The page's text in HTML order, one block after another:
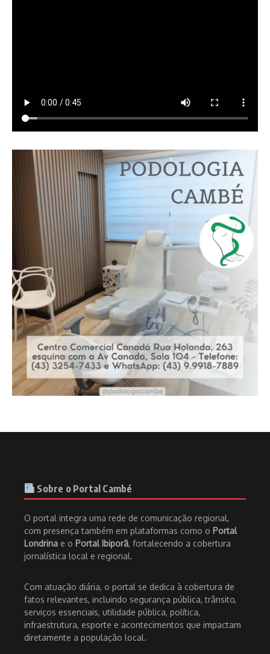
Sobre o Portal Cambé
O portal integra uma rede de comunicação regional,
com presença também em plataformas como o Portal
Londrina e o Portal Ibiporã, fortalecendo a cobertura
jornalística local e regional.
Com atuação diária, o portal se dedica à cobertura de
fatos relevantes, incluindo segurança pública, trânsito,
serviços essenciais, utilidade pública, política,
infraestrutura, esporte e acontecimentos que impactam
diretamente a população local.